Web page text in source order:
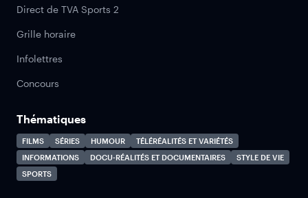
Direct de TVA Sports 2
Grille horaire
Infolettres
Concours
Thématiques
FILMS SÉRIES HUMOUR
TÉLÉRÉALITÉS ET VARIÉTÉS
INFORMATIONS
DOCU-RÉALITÉS ET DOCUMENTAIRES
STYLE DE VIE
SPORTS